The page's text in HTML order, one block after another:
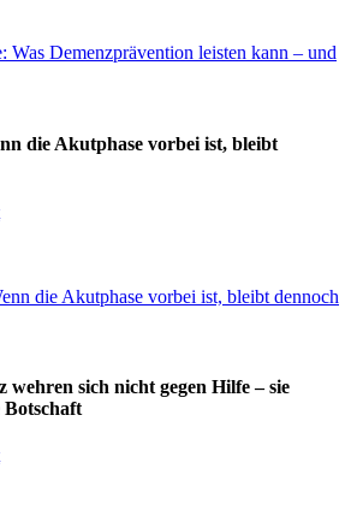
die Akutphase vorbei ist, bleibt
wehren sich nicht gegen Hilfe – sie
Botschaft